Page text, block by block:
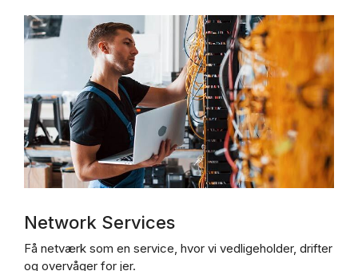
Network Services
Få netværk som en service, hvor vi vedligeholder, drifter
og overvåger for jer.